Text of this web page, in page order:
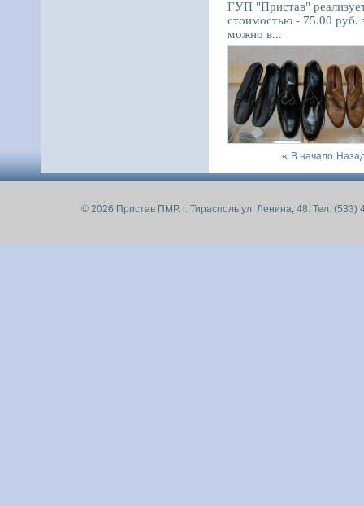
ГУП "Пристав"
стоимостью - 75.00 руб.
можно в...
« В начало
© 2026 Пристав ПМР. г. Тирасполь ул. Ленина, 48. Тел: (533)